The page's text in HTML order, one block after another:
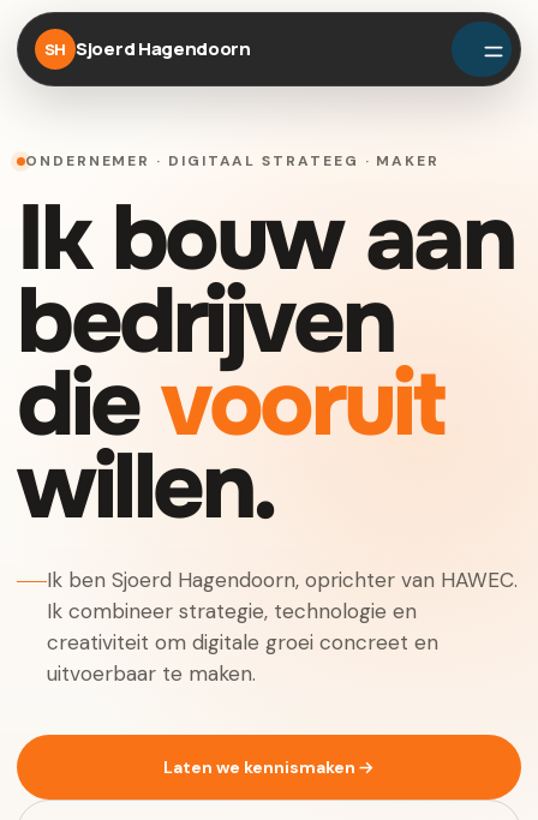
SH Sjoerd Hagendoorn
ONDERNEMER · DIGITAAL STRATEEG · MAKER
Ik bouw aan
bedrijven
dievooruit
willen.
Ik ben Sjoerd Hagendoorn, oprichter van HAWEC.
Ik combineer strategie, technologie en
creativiteit om digitale groei concreet en
uitvoerbaar te maken.
Laten we kennismaken